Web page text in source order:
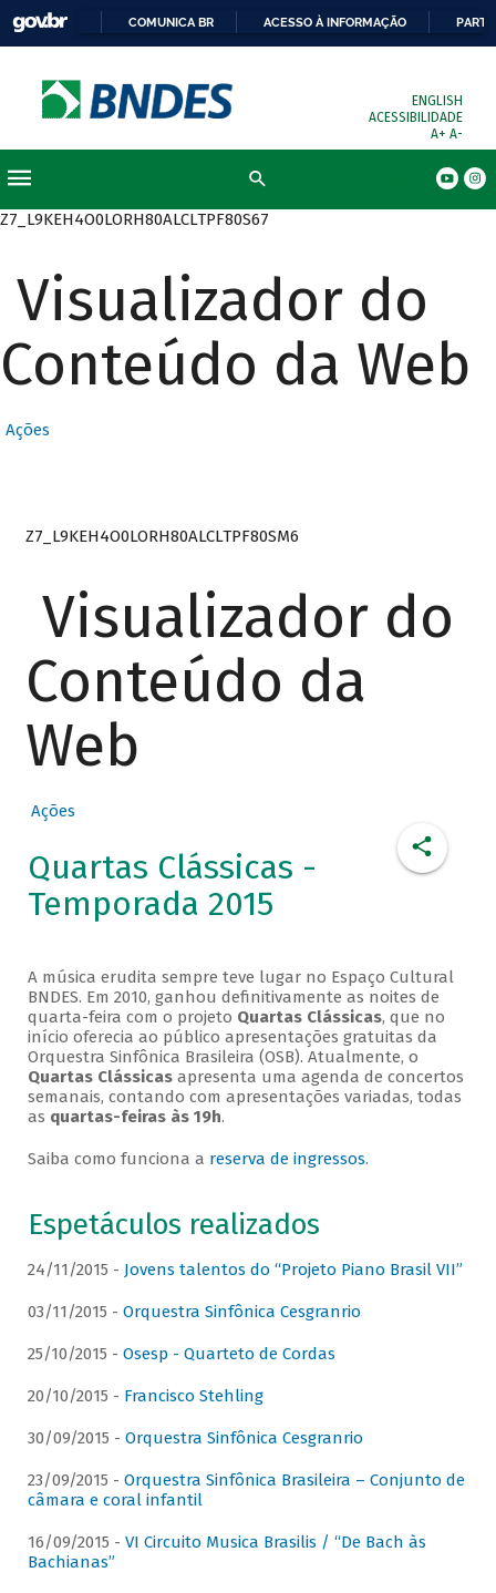
COMUNICA BR ACESSO À INFORMAÇÃO
ENGLISH
ACESSIBILIDADE
A+ A-
Z7_L9KEH4O0LORH80ALCLTPF80S67
Visualizador do
Conteúdo da Web
Ações
Z7_L9KEH4O0LORH80ALCLTPF80SM6
Visualizador do
Conteúdo da
Web
Ações
Quartas Clássicas -
Temporada 2015
A música erudita sempre teve lugar no Espaço Cultural
BNDES. Em 2010, ganhou definitivamente as noites de
quarta-feira com o projeto Quartas Clássicas, que no
início oferecia ao público apresentações gratuitas da
Orquestra Sinfônica Brasileira (OSB). Atualmente, o
Quartas Clássicasapresenta uma agenda de concertos
semanais, contando com apresentações variadas, todas
as quartas-feiras às 19h.
Saiba como funciona a reserva de ingressos.
Espetáculos realizados
24/11/2015 - Jovens talentos do “Projeto Piano Brasil VII”
03/11/2015 - Orquestra Sinfônica Cesgranrio
25/10/2015 - Osesp - Quarteto de Cordas
20/10/2015 - Francisco Stehling
30/09/2015 - Orquestra Sinfônica Cesgranrio
23/09/2015 - Orquestra Sinfônica Brasileira – Conjunto de
câmara e coral infantil
16/09/2015 - VI Circuito Musica Brasilis / “De Bach às
Bachianas”